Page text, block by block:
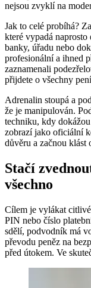
nejsou zvyklí na
Jak to celé probíhá?
které vypadá
banky, úřadu nebo
profesionální a ihned
zaznamenali
přijdete o všechny
Adrenalin stoupá a
že je manipulován.
techniku, kdy
zobrazí jako oficiální
důvěru a začnou klást
Stačí
všechno
Cílem je vylákat
PIN nebo číslo
sdělí, podvodník má
převodu peněz na
před útokem. Ve